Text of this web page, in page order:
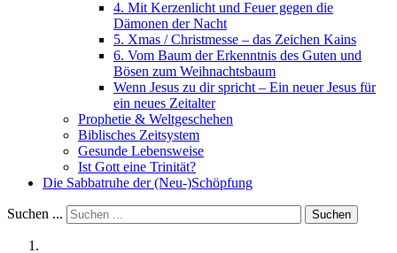
4. Mit Kerzenlicht und Feuer gegen die
Dämonen der Nacht
5. Xmas / Christmesse – das Zeichen Kains
6. Vom Baum der Erkenntnis des Guten und
Bösen zum Weihnachtsbaum
Wenn Jesus zu dir spricht – Ein neuer Jesus für
ein neues Zeitalter
Prophetie & Weltgeschehen
Biblisches Zeitsystem
Gesunde Lebensweise
Ist Gott eine Trinität?
Die Sabbatruhe der (Neu-)Schöpfung
Suchen ... Suchen